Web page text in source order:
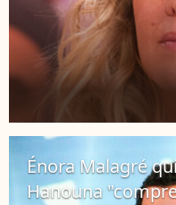
Énora Malagré
Hanouna